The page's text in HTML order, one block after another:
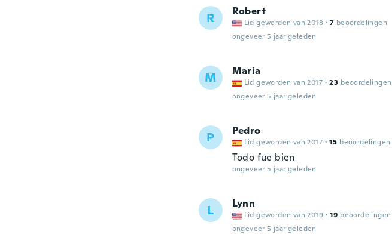
R Robert
Lid geworden van 2018 · 7 beoordelingen
ongeveer 5 jaar geleden
M Maria
Lid geworden van 2017 · 23 beoordelingen
ongeveer 5 jaar geleden
P Pedro
Lid geworden van 2017 · 15 beoordelingen
Todo fue bien
ongeveer 5 jaar geleden
L Lynn
Lid geworden van 2019 · 19 beoordelingen
ongeveer 5 jaar geleden